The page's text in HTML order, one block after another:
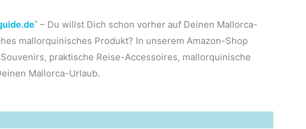
* – Du willst Dich schon vorher auf Deinen Mallorca-
mallorquinisches Produkt? In unserem Amazon-Shop
praktische Reise-Accessoires, mallorquinische
Mallorca-Urlaub.